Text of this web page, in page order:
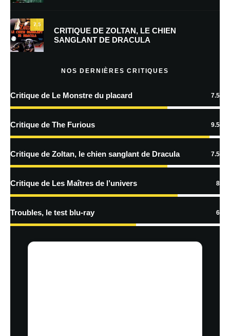
mon prochain commentaire.
plus sur la façon dont les données de vos commentaires sont
7.5
CRITIQUE DE ZOLTAN, LE CHIEN
SANGLANT DE DRACULA
NOS DERNIÈRES CRITIQUES
Critique de Le Monstre du placard 7.5
Critique de The Furious 9.5
Critique de Zoltan, le chien sanglant de Dracula 7.5
Critique de Les Maîtres de l’univers 8
Troubles, le test blu-ray 6